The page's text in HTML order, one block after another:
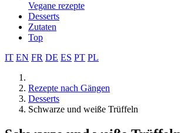
Vegane rezepte
Desserts
Zutaten
Top
IT EN FR DE ES PT PL
Rezepte nach Gängen
Desserts
Schwarze und weiße Trüffeln